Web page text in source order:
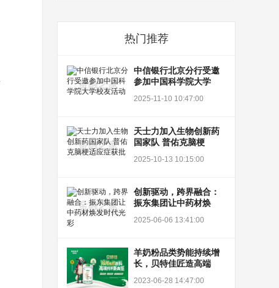
热门推荐
中信银行北京分行受邀
参加中国科学院大学
2025-11-10 10:47:00
天士力加入生物创新药
国家队 普佑克脑梗
2025-10-13 10:15:00
创新驱动，跨界融合：
振东集团让中药材焕
2025-06-06 13:41:00
羊奶粉品类势能持续增
长，贝特佳匠造高端
2023-06-28 14:47:00